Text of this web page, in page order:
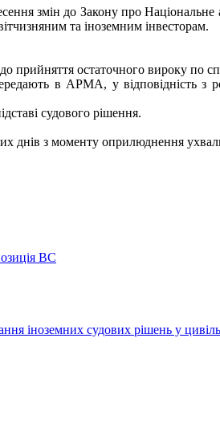
змін до Закону про
та іноземним інвесторам.
прийняття остаточного вироку по
в АРМА, у відповідність
судового рішення.
з моменту оприлюднення
ВС
іноземних судових рішень у